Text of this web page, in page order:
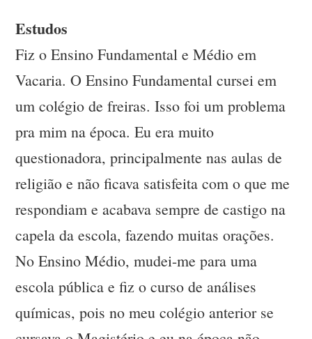
Estudos
Fiz o Ensino Fundamental e Médio em
Vacaria. O Ensino Fundamental cursei em
um colégio de freiras. Isso foi um problema
pra mim na época. Eu era muito
questionadora, principalmente nas aulas de
religião e não ficava satisfeita com o que me
respondiam e acabava sempre de castigo na
capela da escola, fazendo muitas orações.
No Ensino Médio, mudei-me para uma
escola pública e fiz o curso de análises
químicas, pois no meu colégio anterior se